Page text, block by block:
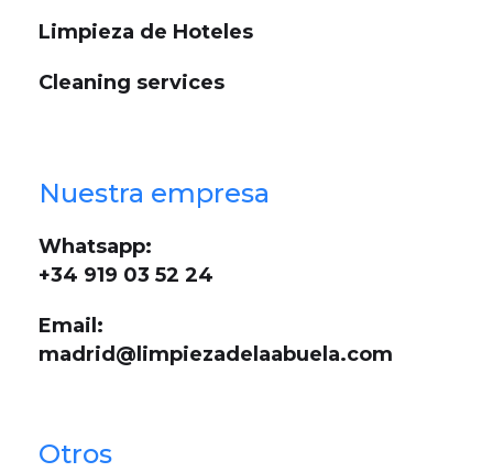
Limpieza de Hoteles
Cleaning services
Nuestra empresa
Whatsapp:
+34 919 03 52 24
Email:
madrid@limpiezadelaabuela.com
Otros